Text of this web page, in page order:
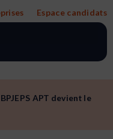
Espace candidats
APT devient le